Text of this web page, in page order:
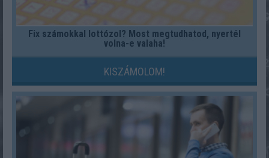
Fix számokkal lottózol? Most megtudhatod, nyertél
volna-e valaha!
KISZÁMOLOM!